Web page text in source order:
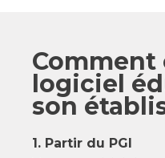
logiciel
son
1. Partir du PGI